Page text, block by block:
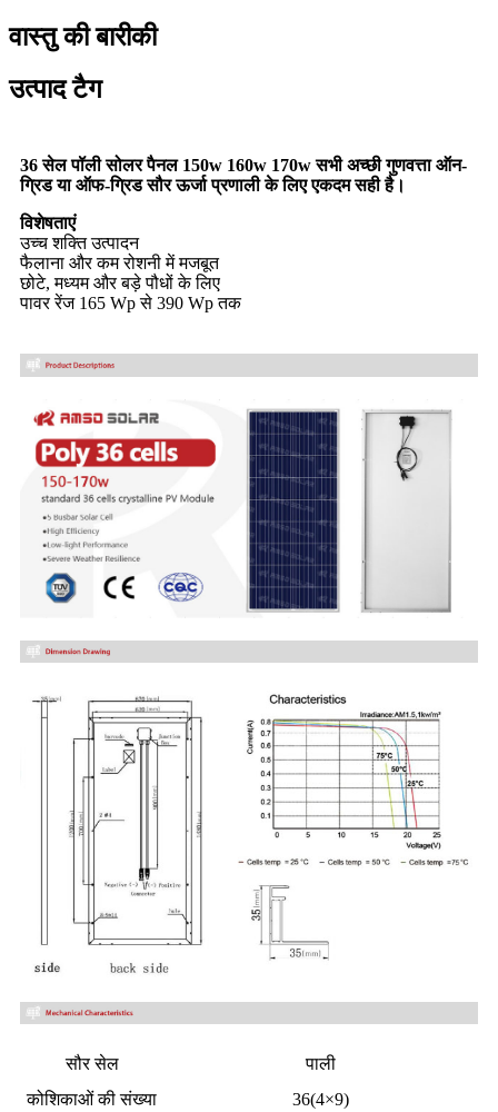
वास्तु की बारीकी
उत्पाद टैग
36 सेल पॉली सोलर पैनल 150w 160w 170w सभी अच्छी गुणवत्ता ऑन-
ग्रिड या ऑफ-ग्रिड सौर ऊर्जा प्रणाली के लिए एकदम सही है।
विशेषताएं
उच्च शक्ति उत्पादन
फैलाना और कम रोशनी में मजबूत
छोटे, मध्यम और बड़े पौधों के लिए
पावर रेंज 165 Wp से 390 Wp तक
सौर सेल
पाली
कोशिकाओं की संख्या
36(4×9)